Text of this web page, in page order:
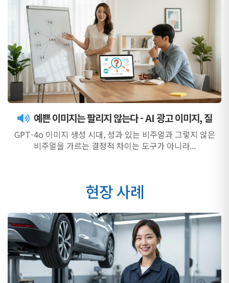
예쁜 이미지는 팔리지 않는다 - AI 광고 이미지, 질
GPT-4o 이미지 생성 시대, 성과 있는 비주얼과 그렇지 않은
비주얼을 가르는 결정적 차이는 도구가 아니라...
현장 사례